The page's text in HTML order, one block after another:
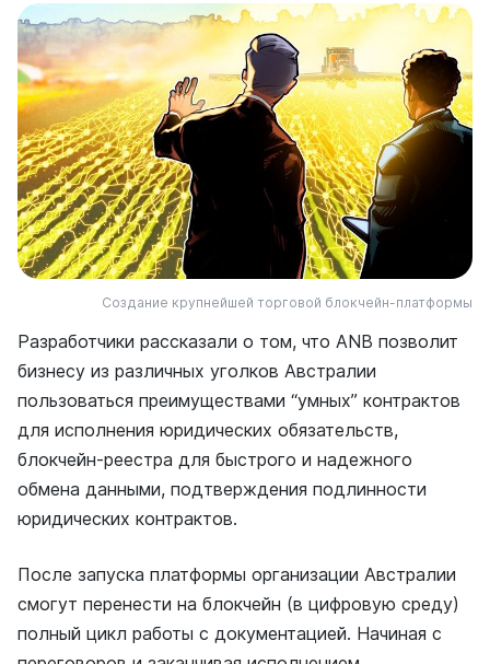
Создание крупнейшей торговой блокчейн-платформы
Разработчики рассказали о том, что ANB позволит
бизнесу из различных уголков Австралии
пользоваться преимуществами “умных” контрактов
для исполнения юридических обязательств,
блокчейн-реестра для быстрого и надежного
обмена данными, подтверждения подлинности
юридических контрактов.
После запуска платформы организации Австралии
смогут перенести на блокчейн (в цифровую среду)
полный цикл работы с документацией. Начиная с